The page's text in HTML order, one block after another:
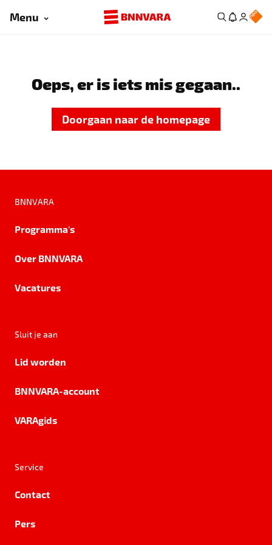
Menu
Oeps, er is iets mis gegaan..
Doorgaan naar de homepage
BNNVARA
Programma's
Over BNNVARA
Vacatures
Sluit je aan
Lid worden
BNNVARA-account
VARAgids
Service
Contact
Pers